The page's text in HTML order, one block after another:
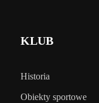
KLUB
Historia
Obiekty sportowe